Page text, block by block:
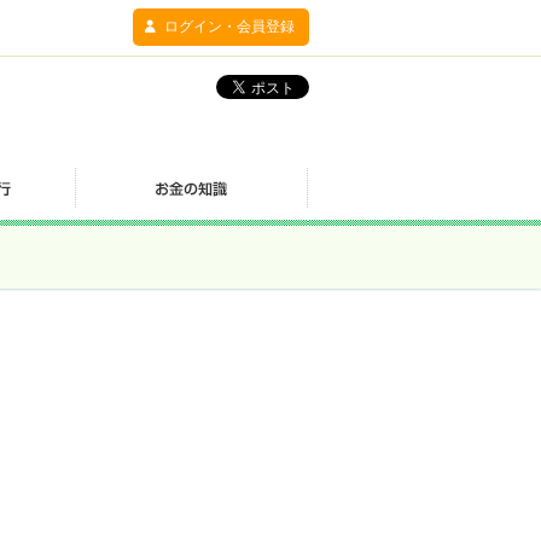
ログイン・会員登録